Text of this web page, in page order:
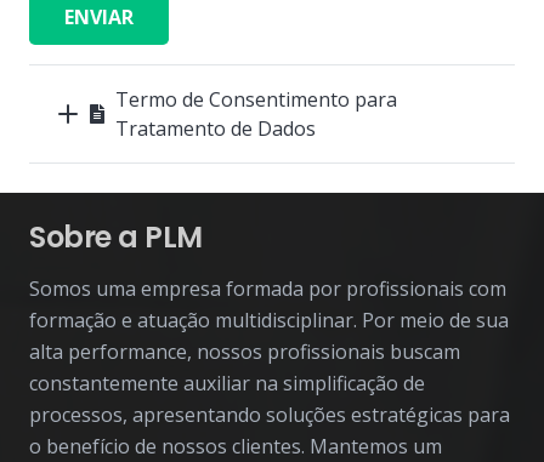
ENVIAR
Termo de Consentimento para
Tratamento de Dados
Sobre a PLM
Somos uma empresa formada por profissionais com
formação e atuação multidisciplinar. Por meio de sua
alta performance, nossos profissionais buscam
constantemente auxiliar na simplificação de
processos, apresentando soluções estratégicas para
o benefício de nossos clientes. Mantemos um